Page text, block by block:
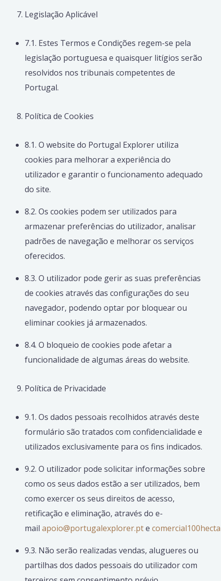
Legislação Aplicável
7.1. Estes Termos e Condições regem-se pela
legislação portuguesa e quaisquer litígios serão
resolvidos nos tribunais competentes de
Portugal.
Política de Cookies
8.1. O website do Portugal Explorer utiliza
cookies para melhorar a experiência do
utilizador e garantir o funcionamento adequado
do site.
8.2. Os cookies podem ser utilizados para
armazenar preferências do utilizador, analisar
padrões de navegação e melhorar os serviços
oferecidos.
8.3. O utilizador pode gerir as suas preferências
de cookies através das configurações do seu
navegador, podendo optar por bloquear ou
eliminar cookies já armazenados.
8.4. O bloqueio de cookies pode afetar a
funcionalidade de algumas áreas do website.
Política de Privacidade
9.1. Os dados pessoais recolhidos através deste
formulário são tratados com confidencialidade e
utilizados exclusivamente para os fins indicados.
9.2. O utilizador pode solicitar informações sobre
como os seus dados estão a ser utilizados, bem
como exercer os seus direitos de acesso,
retificação e eliminação, através do e-
mail apoio@portugalexplorer.pte
9.3. Não serão realizadas vendas, alugueres ou
partilhas dos dados pessoais do utilizador com